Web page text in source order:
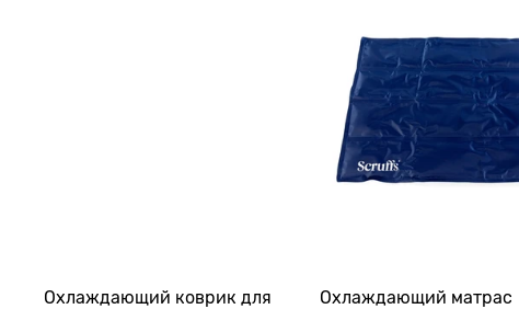
Охлаждающий коврик для
Охлаждающий матрас